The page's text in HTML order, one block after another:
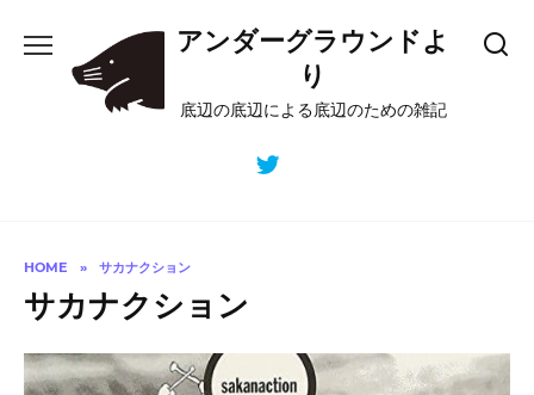
content
アンダーグラウンドよ
り
底辺の底辺による底辺のための雑記
HOME » サカナクション
サカナクション